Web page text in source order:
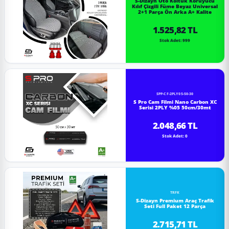
Kılıf Çizgili Füme Beyaz Universal
2+1 Parça Ön Arka A+ Kalite
1.525,82 TL
Stok Adet: 999
SPP-CF-2PLY05-50-30
S Pro Cam Filmi Nano Carbon XC
Serisi 2PLY %05 50cm/30mt
2.048,66 TL
Stok Adet: 0
TRFK
S-Dizayn Premium Araç Trafik
Seti Full Paket 12 Parça
2.715,71 TL